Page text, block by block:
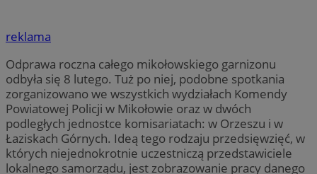
reklama
Odprawa roczna całego mikołowskiego garnizonu
odbyła się 8 lutego. Tuż po niej, podobne spotkania
zorganizowano we wszystkich wydziałach Komendy
Powiatowej Policji w Mikołowie oraz w dwóch
podległych jednostce komisariatach: w Orzeszu i w
Łaziskach Górnych. Ideą tego rodzaju przedsięwzięć, w
których niejednokrotnie uczestniczą przedstawiciele
lokalnego samorządu, jest zobrazowanie pracy danego